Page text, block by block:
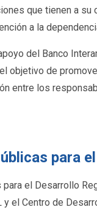
que tienen a su
a la
del Banco
objetivo de
entre los
para
el Desarrollo
el Centro de